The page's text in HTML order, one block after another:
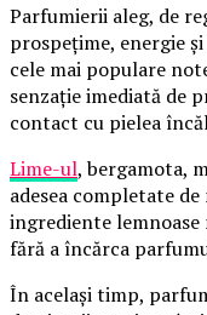
Parfumierii aleg, de
prospețime, energie
cele mai populare
senzație imediată de
contact cu pielea
Lime-ul, bergamota,
adesea completate
ingrediente lemnoase
fără a încărca
În același timp,